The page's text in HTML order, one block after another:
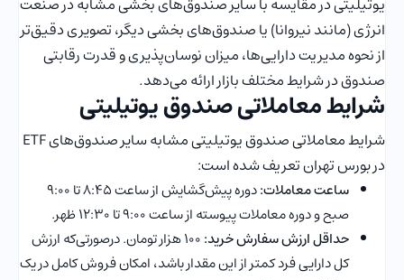
انرژی (مانند نیروانا) یا صندوق‌های بخشی دیگر، تصویری دقیق‌تر
از نحوه مدیریت دارایی‌ها، میزان نوسان‌پذیری و قدرت رقابتی
صندوق در شرایط مختلف بازار ارائه می‌دهد.
شرایط معاملاتی صندوق یوتیلیتی
شرایط معاملاتی صندوق یوتیلیتی مشابه سایر صندوق‌های ETF
در بورس تهران تعریف شده است:
ساعت معاملات:
دوره پیش‌گشایش از ساعت ۸:۴۵ تا ۹:۰۰
صبح و دوره معاملات پیوسته از ساعت ۹:۰۰ تا ۱۲:۳۰ ظهر.
حداقل ارزش سفارش خرید:
۱۰۰ هزار تومان. درصورتی‌که ارزش
کل دارایی فرد کمتر از این مقدار باشد، امکان فروش کامل در یک